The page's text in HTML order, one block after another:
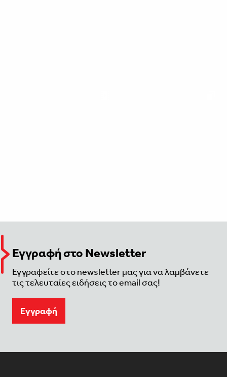
Εγγραφή στο Newsletter
Εγγραφείτε στο newsletter μας για να λαμβάνετε
τις τελευταίες ειδήσεις το email σας!
Eγγραφή